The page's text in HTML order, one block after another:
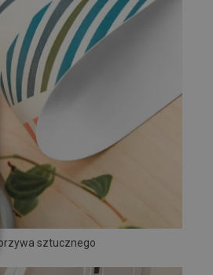
sztucznego